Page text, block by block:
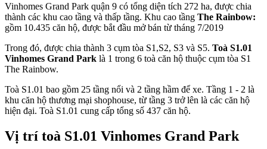
Vinhomes Grand Park quận 9 có tổng diện tích 272 ha, được chia
thành các khu cao tầng và thấp tầng. Khu cao tầng The Rainbow:
gồm 10.435 căn hộ, được bắt đầu mở bán từ tháng 7/2019
Trong đó, được chia thành 3 cụm tòa S1,S2, S3 và S5. Toà S1.01
Vinhomes Grand Park là 1 trong 6 toà căn hộ thuộc cụm tòa S1
The Rainbow.
Toà S1.01 bao gồm 25 tầng nổi và 2 tầng hầm để xe. Tầng 1 - 2 là
khu căn hộ thương mại shophouse, từ tầng 3 trở lên là các căn hộ
hiện đại. Toà S1.01 cung cấp tổng số 437 căn hộ.
Vị trí toà S1.01 Vinhomes Grand Park